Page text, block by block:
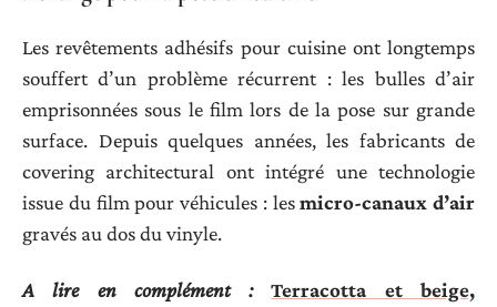
Les revêtements adhésifs pour cuisine ont longtemps
souffert d’un problème récurrent : les bulles d’air
emprisonnées sous le film lors de la pose sur grande
surface. Depuis quelques années, les fabricants de
covering architectural ont intégré une technologie
issue du film pour véhicules : lesmicro-canaux d’air
gravés au dos du vinyle.
A lire en complément :
Terracotta et beige,